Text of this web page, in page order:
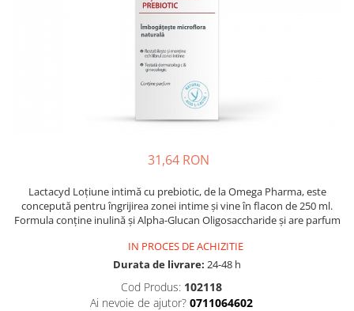
Somn stres si anxietate
Supliment Calciu
Supliment Magneziu
Balsam masca si tratament
Produse cu SPF Pentru Fata
31,64 RON
Lactacyd Loțiune intimă cu prebiotic, de la Omega Pharma, este
concepută pentru îngrijirea zonei intime și vine în flacon de 250 ml.
Formula conține inulină și Alpha-Glucan Oligosaccharide și are parfum
IN PROCES DE ACHIZITIE
Durata de livrare: 24-48 h
Cod Produs: 102118
Ai nevoie de ajutor? 0711064602